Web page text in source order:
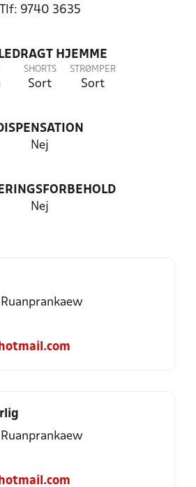
Tlf: 9740 3635
HJEMME
SHORTS
Sort
STRØMPER
Sort
Nej
Nej